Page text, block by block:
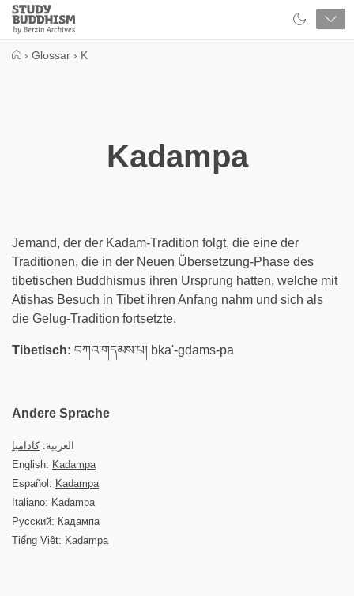
Close
Study
Buddhism
› Glossar › K
Kadampa
Jemand, der der Kadam-Tradition folgt, die eine der
Traditionen, die in der Neuen Übersetzung-Phase des
tibetischen Buddhismus ihren Ursprung hatten, welche mit
Atishas Besuch in Tibet ihren Anfang nahm und sich als
die Gelug-Tradition fortsetzte.
Tibetisch: བཀའ་གདམས་པ། bka'-gdams-pa
Andere Sprache
العربية:كادامبا
English: Kadampa
Español: Kadampa
Italiano: Kadampa
Русский: Кадампа
Tiếng Việt: Kadampa